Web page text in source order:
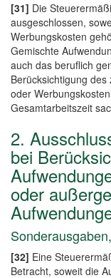
[31] Die
ausgeschlossen,
Werbungskosten
Gemischte
auch das beruflich
Berücksichtigung
oder
Gesamtarbeitszeit
2.
bei
oder
[32] Eine
Betracht, soweit die